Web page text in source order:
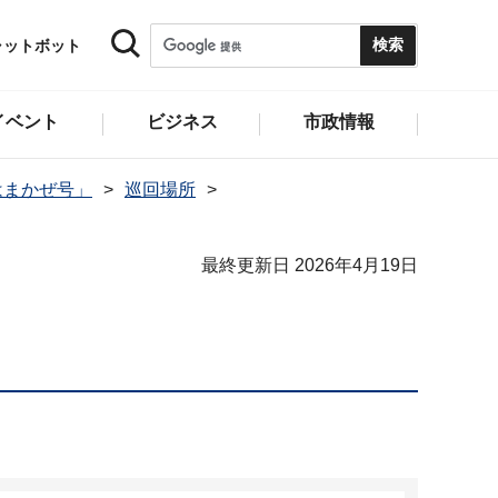
トボット
ント ビジネス 市政情報
かぜ号」
巡回場所
最終更新日 2026年4月19日